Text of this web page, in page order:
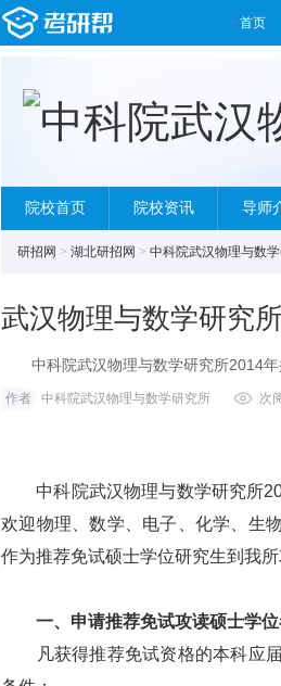
首页
院校首页 院校资讯 导师
研招网 > 湖北研招网 > 中科院武汉物理与数
武汉物理与数学研究
中科院武汉物理与数学研究所2014年
作者 中科院武汉物理与数学研究所 次
中科院武汉物理与数学研究所
欢迎物理、数学、电子、化学、生
作为推荐免试硕士学位研究生到我
一、申请推荐免试攻读硕士学位
凡获得推荐免试资格的本科应届